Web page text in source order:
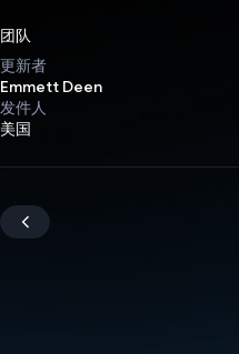
团队
更新者
Emmett Deen
发件人
美国